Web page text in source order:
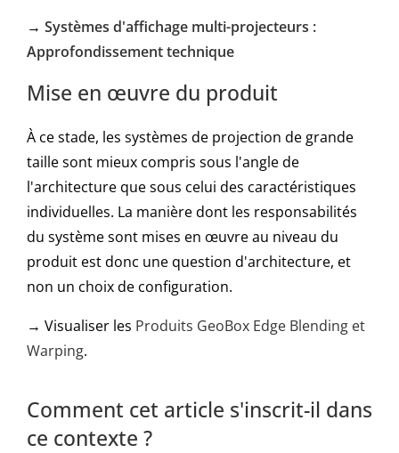
→ Systèmes d'affichage multi-projecteurs :
Approfondissement technique
Mise en œuvre du produit
À ce stade, les systèmes de projection de grande
taille sont mieux compris sous l'angle de
l'architecture que sous celui des caractéristiques
individuelles. La manière dont les responsabilités
du système sont mises en œuvre au niveau du
produit est donc une question d'architecture, et
non un choix de configuration.
→ Visualiser les Produits GeoBox Edge Blending et
Warping.
Comment cet article s'inscrit-il dans
ce contexte ?